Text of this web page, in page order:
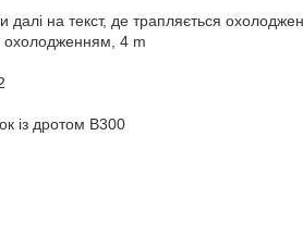
на текст, де трапляється
охолодженням, 4 m
із дротом B300